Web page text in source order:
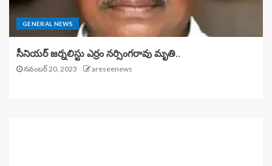
GENERAL NEWS
సీనియర్ జర్నలిస్టు ఎర్రం నర్సింగరావు మృతి..
నవంబర్ 20, 2023 areseenews